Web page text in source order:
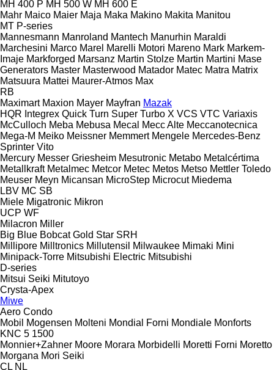
MH 400 P MH 500 W MH 600 E
Mahr Maico Maier Maja Maka Makino Makita Manitou
MT P-series
Mannesmann Manroland Mantech Manurhin Maraldi
Marchesini Marco Marel Marelli Motori Mareno Mark Markem-
Imaje Markforged Marsanz Martin Stolze Martin Martini Mase
Generators Master Masterwood Matador Matec Matra Matrix
Matsuura Mattei Maurer-Atmos Max
RB
Maximart Maxion Mayer Mayfran Mazak
HQR Integrex Quick Turn Super Turbo X VCS VTC Variaxis
McCulloch Meba Mebusa Mecal Mecc Alte Meccanotecnica
Mega-M Meiko Meissner Memmert Mengele Mercedes-Benz
Sprinter Vito
Mercury Messer Griesheim Mesutronic Metabo Metalcértima
Metallkraft Metalmec Metcor Metec Metos Metso Mettler Toledo
Meuser Meyn Micansan MicroStep Microcut Miedema
LBV MC SB
Miele Migatronic Mikron
UCP WF
Milacron Miller
Big Blue Bobcat Gold Star SRH
Millipore Milltronics Millutensil Milwaukee Mimaki Mini
Minipack-Torre Mitsubishi Electric Mitsubishi
D-series
Mitsui Seiki Mitutoyo
Crysta-Apex
Miwe
Aero Condo
Mobil
Mogensen Molteni Mondial Forni Mondiale Monforts
KNC 5 1500
Monnier+Zahner Moore Morara Morbidelli Moretti Forni Moretto
Morgana Mori Seiki
CL NL